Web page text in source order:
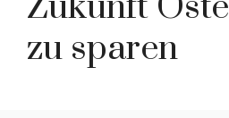
zu sparen